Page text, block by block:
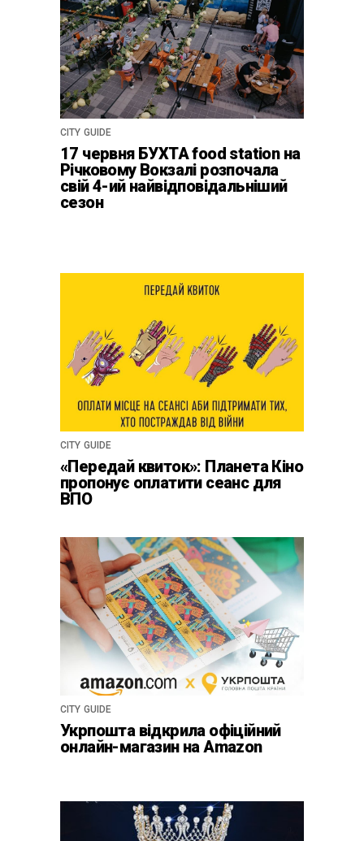
CITY GUIDE
17 червня БУХТА food station на
Річковому Вокзалі розпочала
свій 4-ий найвідповідальніший
сезон
CITY GUIDE
«Передай квиток»: Планета Кіно
пропонує оплатити сеанс для
ВПО
CITY GUIDE
Укрпошта відкрила офіційний
онлайн-магазин на Amazon